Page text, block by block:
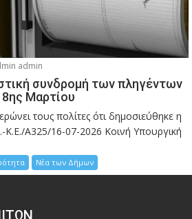
admin
συνδρομή των πληγέντων
Μαρτίου
τους πολίτες ότι δημοσιεύθηκε η
Κ.Ε./Α325/16-07-2026 Κοινή Υπουργική
Νέα των Δήμων